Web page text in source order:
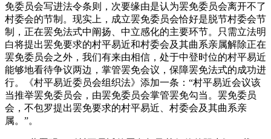
免委员会写进法令条则，次要缘由是认为罢免委员会离开不了
村委会的节制。现实上，成立罢免委员会恰好是脱节村委会节
制，正在罢免法式中阐扬、中立感化的主要环节。只需立法明
白将提出罢免要求的村平易近和村委会及其曲系亲属解除正在
罢免委员会之外，我们有来由相信，处于中登时位的村平易近
能够地看待争议两边，掌管罢免会议，保障罢免法式的成功进
行。《村平易近委员会组织法》添加一条：“村平易近会议该
当推举罢免委员会，由罢免委员会掌管罢免勾当。罢免委员
会，不包罗提出罢免要求的村平易近、村委会及其曲系亲
属。”。